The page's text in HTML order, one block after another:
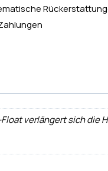
verlängert sich die